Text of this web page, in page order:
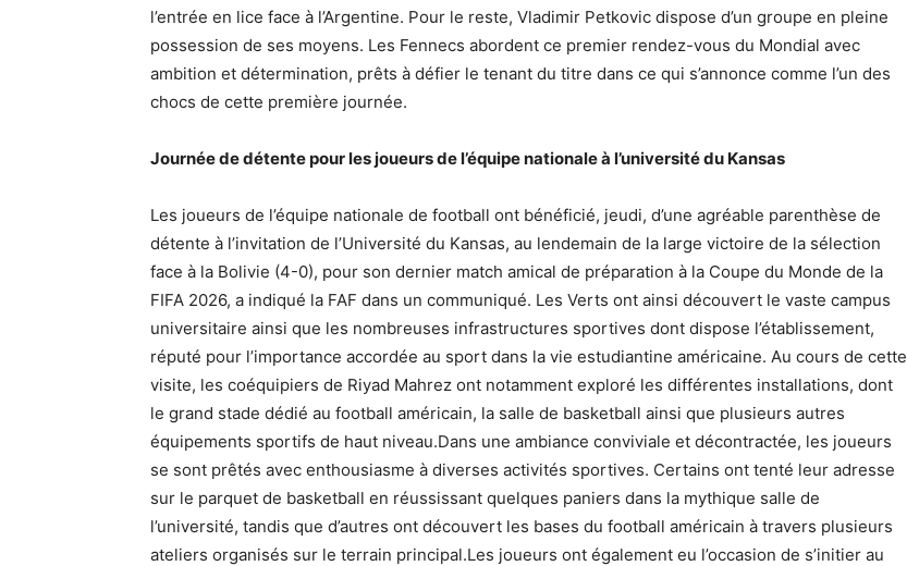
l’entrée en lice face à l’Argentine. Pour le reste, Vladimir Petkovic dispose d’un groupe en pleine
possession de ses moyens. Les Fennecs abordent ce premier rendez-vous du Mondial avec
ambition et détermination, prêts à défier le tenant du titre dans ce qui s’annonce comme l’un des
chocs de cette première journée.
Journée de détente pour les joueurs de l’équipe nationale à l’université du Kansas
Les joueurs de l’équipe nationale de football ont bénéficié, jeudi, d’une agréable parenthèse de
détente à l’invitation de l’Université du Kansas, au lendemain de la large victoire de la sélection
face à la Bolivie (4-0), pour son dernier match amical de préparation à la Coupe du Monde de la
FIFA 2026, a indiqué la FAF dans un communiqué. Les Verts ont ainsi découvert le vaste campus
universitaire ainsi que les nombreuses infrastructures sportives dont dispose l’établissement,
réputé pour l’importance accordée au sport dans la vie estudiantine américaine. Au cours de cette
visite, les coéquipiers de Riyad Mahrez ont notamment exploré les différentes installations, dont
le grand stade dédié au football américain, la salle de basketball ainsi que plusieurs autres
équipements sportifs de haut niveau.Dans une ambiance conviviale et décontractée, les joueurs
se sont prêtés avec enthousiasme à diverses activités sportives. Certains ont tenté leur adresse
sur le parquet de basketball en réussissant quelques paniers dans la mythique salle de
l’université, tandis que d’autres ont découvert les bases du football américain à travers plusieurs
ateliers organisés sur le terrain principal.Les joueurs ont également eu l’occasion de s’initier au